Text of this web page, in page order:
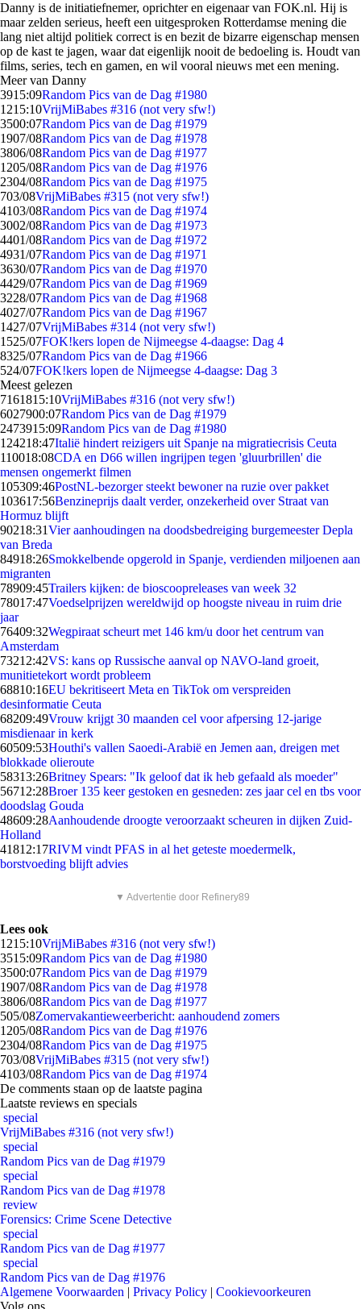
Danny is de initiatiefnemer, oprichter en eigenaar van FOK.nl. Hij is
maar zelden serieus, heeft een uitgesproken Rotterdamse mening die
lang niet altijd politiek correct is en bezit de bizarre eigenschap mensen
op de kast te jagen, waar dat eigenlijk nooit de bedoeling is. Houdt van
films, series, tech en gamen, en wil vooral nieuws met een mening.
Meer van Danny
3915:09Random Pics van de Dag #1980
1215:10VrijMiBabes #316 (not very sfw!)
3500:07Random Pics van de Dag #1979
1907/08Random Pics van de Dag #1978
3806/08Random Pics van de Dag #1977
1205/08Random Pics van de Dag #1976
2304/08Random Pics van de Dag #1975
703/08VrijMiBabes #315 (not very sfw!)
4103/08Random Pics van de Dag #1974
3002/08Random Pics van de Dag #1973
4401/08Random Pics van de Dag #1972
4931/07Random Pics van de Dag #1971
3630/07Random Pics van de Dag #1970
4429/07Random Pics van de Dag #1969
3228/07Random Pics van de Dag #1968
4027/07Random Pics van de Dag #1967
1427/07VrijMiBabes #314 (not very sfw!)
1525/07FOK!kers lopen de Nijmeegse 4-daagse: Dag 4
8325/07Random Pics van de Dag #1966
524/07FOK!kers lopen de Nijmeegse 4-daagse: Dag 3
Meest gelezen
7161815:10VrijMiBabes #316 (not very sfw!)
6027900:07Random Pics van de Dag #1979
2473915:09Random Pics van de Dag #1980
124218:47Italië hindert reizigers uit Spanje na migratiecrisis Ceuta
110018:08CDA en D66 willen ingrijpen tegen 'gluurbrillen' die
mensen ongemerkt filmen
105309:46PostNL-bezorger steekt bewoner na ruzie over pakket
103617:56Benzineprijs daalt verder, onzekerheid over Straat van
Hormuz blijft
90218:31Vier aanhoudingen na doodsbedreiging burgemeester Depla
van Breda
84918:26Smokkelbende opgerold in Spanje, verdienden miljoenen aan
migranten
78909:45Trailers kijken: de bioscoopreleases van week 32
78017:47Voedselprijzen wereldwijd op hoogste niveau in ruim drie
jaar
76409:32Wegpiraat scheurt met 146 km/u door het centrum van
Amsterdam
73212:42VS: kans op Russische aanval op NAVO-land groeit,
munitietekort wordt probleem
68810:16EU bekritiseert Meta en TikTok om verspreiden
desinformatie Ceuta
68209:49Vrouw krijgt 30 maanden cel voor afpersing 12-jarige
misdienaar in kerk
60509:53Houthi's vallen Saoedi-Arabië en Jemen aan, dreigen met
blokkade olieroute
58313:26Britney Spears: "Ik geloof dat ik heb gefaald als moeder"
56712:28Broer 135 keer gestoken en gesneden: zes jaar cel en tbs voor
doodslag Gouda
48609:28Aanhoudende droogte veroorzaakt scheuren in dijken Zuid-
Holland
41812:17RIVM vindt PFAS in al het geteste moedermelk,
borstvoeding blijft advies
▼ Advertentie door Refinery89
Lees ook
1215:10VrijMiBabes #316 (not very sfw!)
3515:09Random Pics van de Dag #1980
3500:07Random Pics van de Dag #1979
1907/08Random Pics van de Dag #1978
3806/08Random Pics van de Dag #1977
505/08Zomervakantieweerbericht: aanhoudend zomers
1205/08Random Pics van de Dag #1976
2304/08Random Pics van de Dag #1975
703/08VrijMiBabes #315 (not very sfw!)
4103/08Random Pics van de Dag #1974
De comments staan op de laatste pagina
Laatste reviews en specials
special
VrijMiBabes #316 (not very sfw!)
special
Random Pics van de Dag #1979
special
Random Pics van de Dag #1978
review
Forensics: Crime Scene Detective
special
Random Pics van de Dag #1977
special
Random Pics van de Dag #1976
Algemene Voorwaarden | Privacy Policy | Cookievoorkeuren
Volg ons